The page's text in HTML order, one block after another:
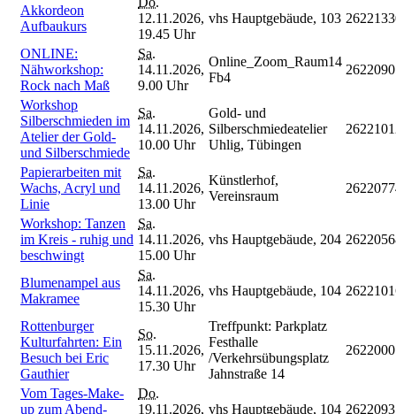
Akkordeon
Aufbaukurs
12.11.2026,
19.45 Uhr
vhs Hauptgebäude, 103
ONLINE:
Nähworkshop:
Rock nach Maß
Sa.
14.11.2026,
9.00 Uhr
Online_Zoom_Raum14
Fb4
Workshop
Silberschmieden im
Atelier der Gold-
und Silberschmiede
Sa.
14.11.2026,
10.00 Uhr
Gold- und
Silberschmiedeatelier
Uhlig, Tübingen
Papierarbeiten mit
Wachs, Acryl und
Linie
Sa.
14.11.2026,
13.00 Uhr
Künstlerhof,
Vereinsraum
Workshop: Tanzen
im Kreis - ruhig und
beschwingt
Sa.
14.11.2026,
15.00 Uhr
vhs Hauptgebäude, 204
Blumenampel aus
Makramee
Sa.
14.11.2026,
15.30 Uhr
vhs Hauptgebäude, 104
Rottenburger
Kulturfahrten: Ein
Besuch bei Eric
Gauthier
So.
15.11.2026,
17.30 Uhr
Treffpunkt: Parkplatz
Festhalle
/Verkehrsübungsplatz
Jahnstraße 14
Vom Tages-Make-
up zum Abend-
Do.
19.11.2026, vhs Hauptgebäude, 104